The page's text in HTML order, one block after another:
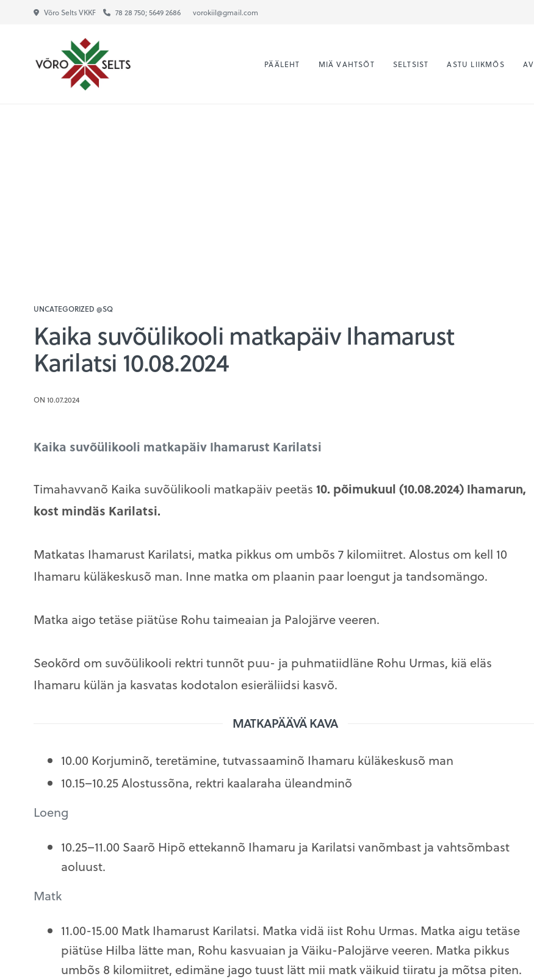
Võro Selts VKKF 78 28 750; 5649 2686 vorokiil@gmail.com
PÄÄLEHT MIÄ VAHTSÕT SELTSIST ASTU LIIKMÕS
UNCATEGORIZED @SQ
Kaika suvõülikooli matkapäiv Ihamarust
Karilatsi 10.08.2024
ON 10.07.2024
Kaika suvõülikooli matkapäiv Ihamarust Karilatsi
Timahavvanõ Kaika suvõülikooli matkapäiv peetäs 10. põimukuul (10.08.2024) Ihamarun,
kost mindäs Karilatsi.
Matkatas Ihamarust Karilatsi, matka pikkus om umbõs 7 kilomiitret. Alostus om kell 10
Ihamaru küläkeskusõ man. Inne matka om plaanin paar loengut ja tandsomängo.
Matka aigo tetäse piätüse Rohu taimeaian ja Palojärve veeren.
Seokõrd om suvõülikooli rektri tunnõt puu- ja puhmatiidläne Rohu Urmas, kiä eläs
Ihamaru külän ja kasvatas kodotalon esieräliidsi kasvõ.
MATKAPÄÄVÄ KAVA
10.00 Korjuminõ, teretämine, tutvassaaminõ Ihamaru küläkeskusõ man
10.15–10.25 Alostussõna, rektri kaalaraha üleandminõ
Loeng
10.25–11.00 Saarõ Hipõ ettekannõ Ihamaru ja Karilatsi vanõmbast ja vahtsõmbast
aoluust.
Matk
11.00-15.00 Matk Ihamarust Karilatsi. Matka vidä iist Rohu Urmas. Matka aigu tetäse
piätüse Hilba lätte man, Rohu kasvuaian ja Väiku-Palojärve veeren. Matka pikkus
umbõs 8 kilomiitret, edimäne jago tuust lätt mii matk väikuid tiiratu ja mõtsa piten.